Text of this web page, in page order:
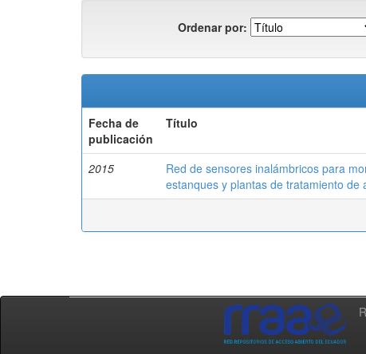
Ordenar por:
Fecha de
publicación
Título
2015
Red de sensores inalámbricos para
estanques y plantas de tratamiento de